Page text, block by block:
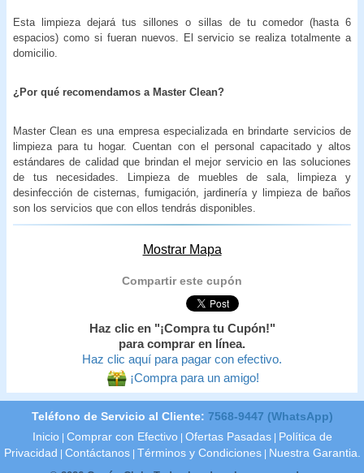
Esta limpieza dejará tus sillones o sillas de tu comedor (hasta 6
espacios) como si fueran nuevos. El servicio se realiza totalmente a
domicilio.
¿Por qué recomendamos a Master Clean?
Master Clean es una empresa especializada en brindarte servicios de
limpieza para tu hogar. Cuentan con el personal capacitado y altos
estándares de calidad que brindan el mejor servicio en las soluciones
de tus necesidades. Limpieza de muebles de sala, limpieza y
desinfección de cisternas, fumigación, jardinería y limpieza de baños
son los servicios que con ellos tendrás disponibles.
Mostrar Mapa
Compartir este cupón
Haz clic en "¡Compra tu Cupón!"
para comprar en línea.
Haz clic aquí para pagar con efectivo.
¡Compra para un amigo!
Teléfono de Servicio al Cliente: 7568-9447 (WhatsApp)
Inicio Comprar con Efectivo Ofertas Pasadas
Política de
Privacidad
Contáctanos Términos y Condiciones
Nuestra Garantia.